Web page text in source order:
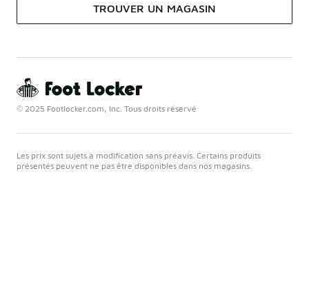
TROUVER UN MAGASIN
© 2025 Footlocker.com, Inc. Tous droits réservé
Les prix sont sujets à modification sans préavis. Certains produits
présentés peuvent ne pas être disponibles dans nos magasins.